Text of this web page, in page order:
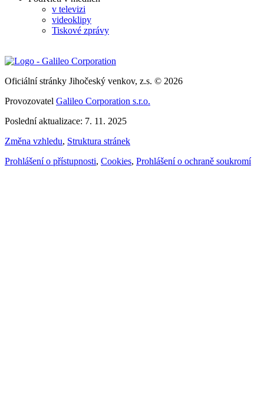
v televizi
videoklipy
Tiskové zprávy
Oficiální stránky Jihočeský venkov, z.s. © 2026
Provozovatel Galileo Corporation s.r.o.
Poslední aktualizace: 7. 11. 2025
Změna vzhledu, Struktura stránek
Prohlášení o přístupnosti, Cookies, Prohlášení o ochraně soukromí